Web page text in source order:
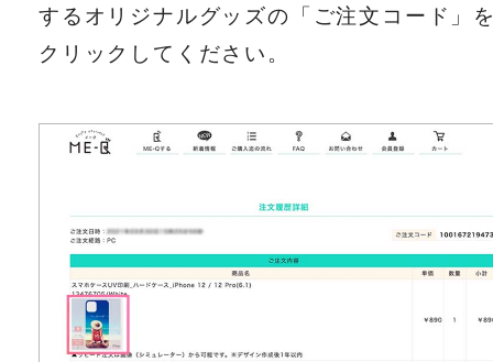
するオリジナルグッズの「ご注文コード」
クリックしてください。